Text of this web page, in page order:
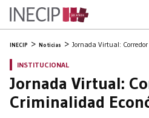
INECIP Noticias Jornada Virtual:
INSTITUCIONAL
Jornada Virtual:
Criminalidad